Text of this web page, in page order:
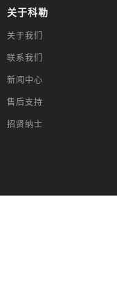
关于科勒
关于我们
联系我们
新闻中心
售后支持
招贤纳士